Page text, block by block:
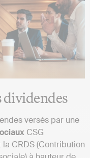
dividendes
versés par une
CSG
CRDS (Contribution